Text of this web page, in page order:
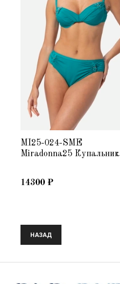
MI25-024-SME
Miradonna25 Купальник
14300 ₽
НАЗАД